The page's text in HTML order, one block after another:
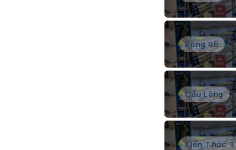
Bóng Rổ
Cầu Lông
Kiến Thức